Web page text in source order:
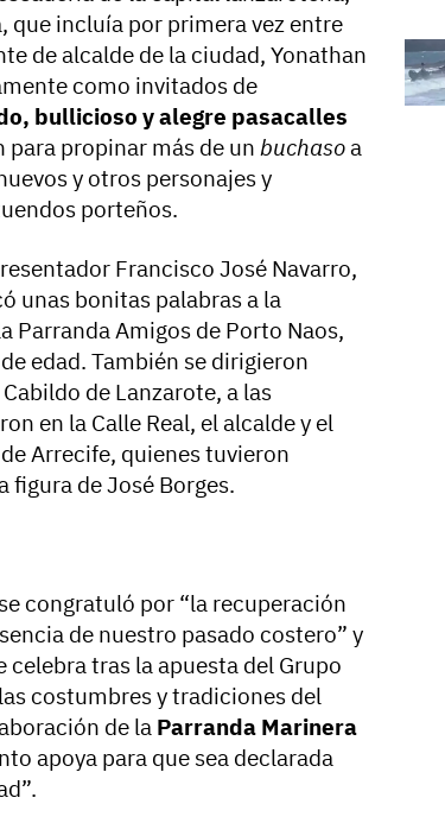
que incluía por primera vez entre
de alcalde de la ciudad, Yonathan
como invitados de
bullicioso y alegre pasacalles
para propinar más de un buchasoa
y otros personajes y
porteños.
Francisco José Navarro,
unas bonitas palabras a la
Parranda Amigos de Porto Naos,
edad. También se dirigieron
de Lanzarote, a las
en la Calle Real, el alcalde y el
Arrecife, quienes tuvieron
figura de José Borges.
congratuló por “la recuperación
de nuestro pasado costero” y
celebra tras la apuesta del Grupo
costumbres y tradiciones del
de la Parranda Marinera
apoya para que sea declarada